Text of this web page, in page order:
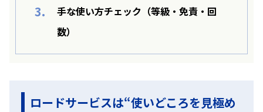
3.
手な使い方チェック（等級・免責・回
数）
ロードサービスは“使いどころを見極め